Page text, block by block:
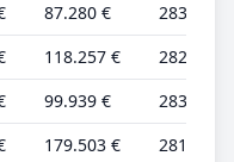
87.280 €
283 €
118.257 €
282 €
99.939 €
283 €
179.503 € 281 €